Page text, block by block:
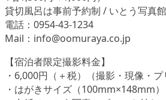
貸切風呂は事前予約制 / いとう写真
電話：0954-43-1234
Mail：info@oomuraya.co.jp
【宿泊者限定撮影料金】
・6,000円（＋税）（撮影・現像・プ
・はがきサイズ（100mm×148mm）